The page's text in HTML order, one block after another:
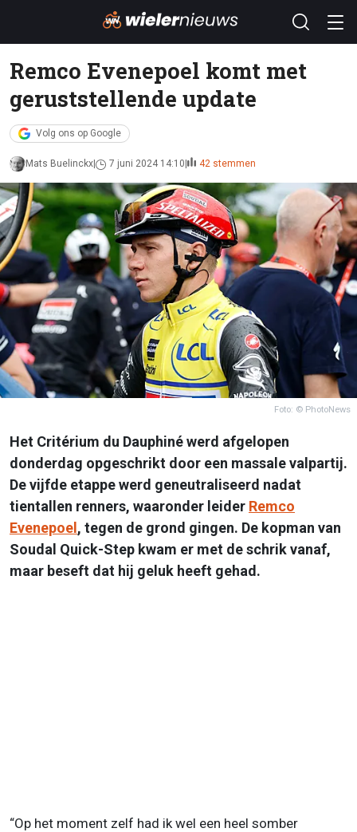
Remco Evenepoel komt met
geruststellende update
Volg ons op Google
Mats Buelinckx 7 juni 2024 14:10 42 stemmen
Foto: © PhotoNews
Het Critérium du Dauphiné werd afgelopen
donderdag opgeschrikt door een massale valpartij.
De vijfde etappe werd geneutraliseerd nadat
tientallen renners, waaronder leider Remco
Evenepoel, tegen de grond gingen. De kopman van
Soudal Quick-Step kwam er met de schrik vanaf,
maar beseft dat hij geluk heeft gehad.
“Op het moment zelf had ik wel een heel somber